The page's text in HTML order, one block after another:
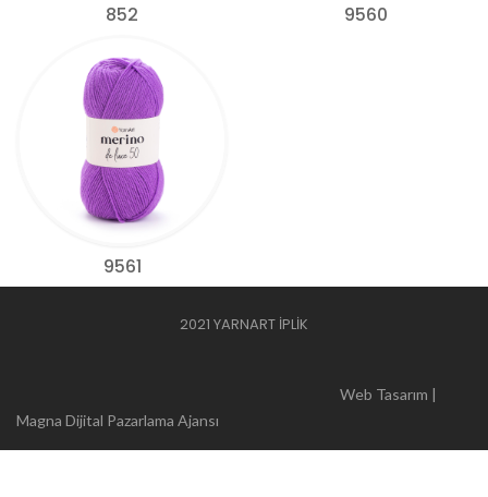
852 9560
9561
2021 YARNART İPLİK
Web Tasarım |
Magna Dijital Pazarlama Ajansı